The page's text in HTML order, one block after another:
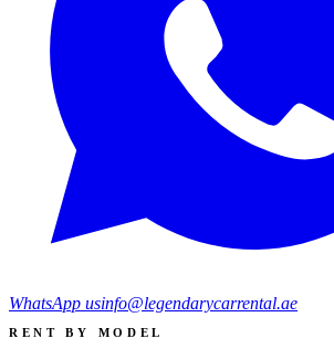
WhatsApp usinfo@legendarycarrental.ae
RENT BY MODEL